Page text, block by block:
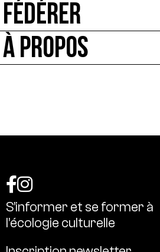
FÉDÉRER
À PROPOS
S’informer et se former à
l’écologie culturelle